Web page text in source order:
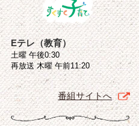
Eテレ（教育）
土曜 午後0:30
再放送 木曜 午前11:20
番組サイトへ